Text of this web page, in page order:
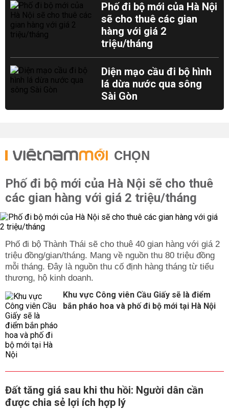
Phố đi bộ mới của Hà Nội
sẽ cho thuê các gian
hàng với giá 2
triệu/tháng
Diện mạo cầu đi bộ hình
lá dừa nước qua sông
Sài Gòn
CHỌN
Phố đi bộ mới của Hà Nội sẽ cho thuê
các gian hàng với giá 2 triệu/tháng
Phố đi bộ Thành Thái sẽ cho thuê 40 gian hàng với giá 2
triệu đồng/gian/tháng. Mang về nguồn thu 80 triệu đồng
mỗi tháng. Đây là nguồn thu cố định hàng tháng từ tiểu
thương, hộ kinh doanh.
Khu vực Công viên Cầu Giấy sẽ là điểm
bắn pháo hoa và phố đi bộ mới tại Hà Nội
Đất tăng giá sau khi thu hồi: Người dân cần
được chia sẻ lợi ích hợp lý